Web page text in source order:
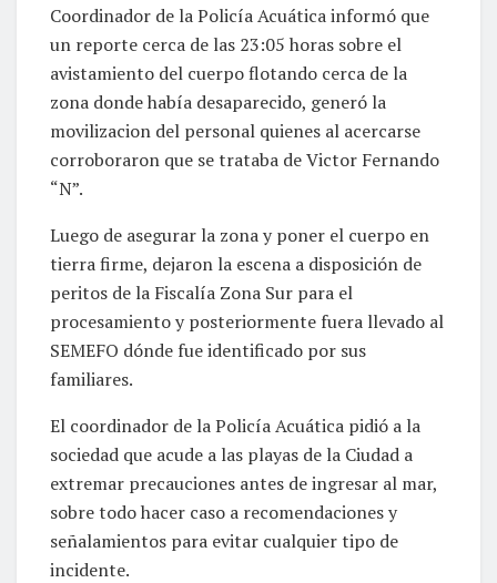
Coordinador de la Policía Acuática informó que
un reporte cerca de las 23:05 horas sobre el
avistamiento del cuerpo flotando cerca de la
zona donde había desaparecido, generó la
movilizacion del personal quienes al acercarse
corroboraron que se trataba de Victor Fernando
“N”.
Luego de asegurar la zona y poner el cuerpo en
tierra firme, dejaron la escena a disposición de
peritos de la Fiscalía Zona Sur para el
procesamiento y posteriormente fuera llevado al
SEMEFO dónde fue identificado por sus
familiares.
El coordinador de la Policía Acuática pidió a la
sociedad que acude a las playas de la Ciudad a
extremar precauciones antes de ingresar al mar,
sobre todo hacer caso a recomendaciones y
señalamientos para evitar cualquier tipo de
incidente.